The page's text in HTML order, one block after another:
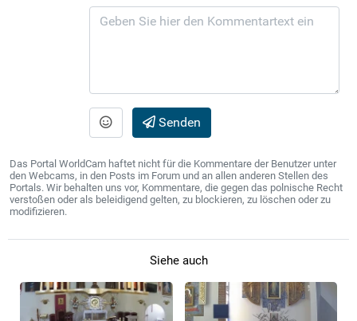
Senden
Das Portal WorldCam haftet nicht für die Kommentare der Benutzer unter
den Webcams, in den Posts im Forum und an allen anderen Stellen des
Portals. Wir behalten uns vor, Kommentare, die gegen das polnische Recht
verstoßen oder als beleidigend gelten, zu blockieren, zu löschen oder zu
modifizieren.
Siehe auch